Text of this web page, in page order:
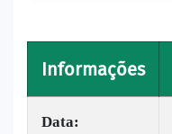
Informações
Data: